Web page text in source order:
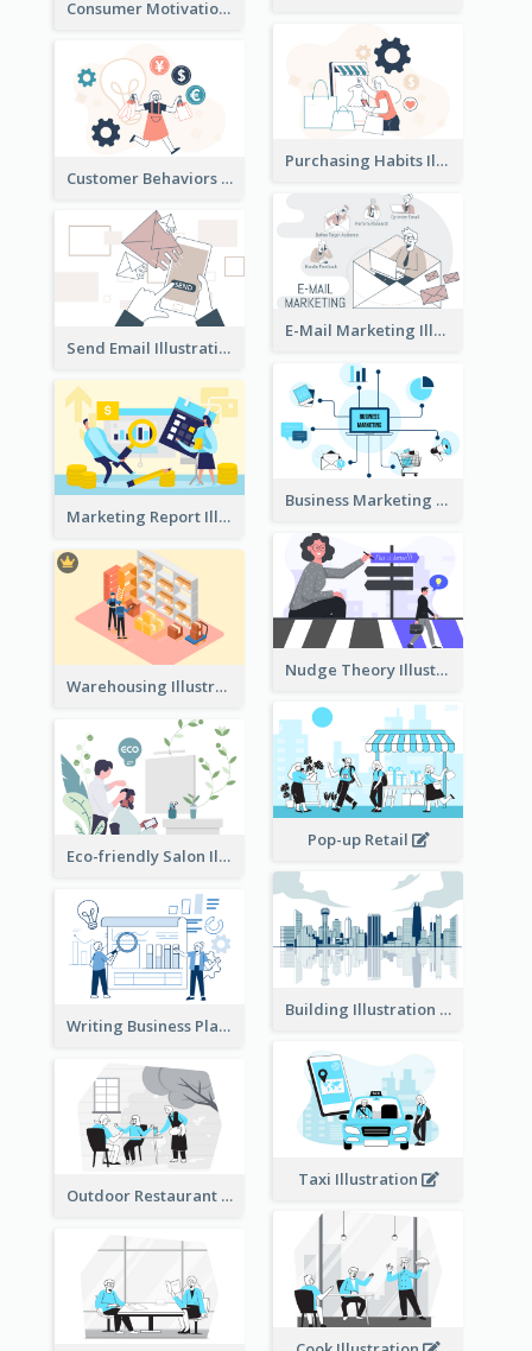
Consumer Motivation Illustration
Purchasing Habits Illustration
Customer Behaviors Illustration
E-Mail Marketing Illustration
Send Email Illustration
Business Marketing
Marketing Report Illustration
Nudge Theory Illustration
Warehousing Illustration
Pop-up Retail
Eco-friendly Salon Illustration
Building Illustration
Writing Business Plan Illustration
Taxi Illustration
Outdoor Restaurant Illustration